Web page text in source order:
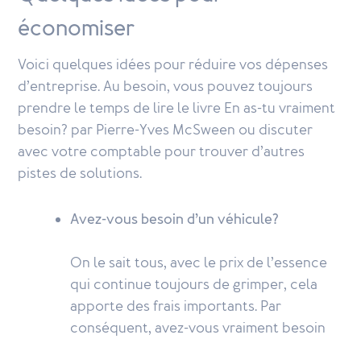
économiser
Voici quelques idées pour réduire vos dépenses
d’entreprise. Au besoin, vous pouvez toujours
prendre le temps de lire le livre En as-tu vraiment
besoin? par Pierre-Yves McSween ou discuter
avec votre comptable pour trouver d’autres
pistes de solutions.
Avez-vous besoin d’un véhicule?
On le sait tous, avec le prix de l’essence
qui continue toujours de grimper, cela
apporte des frais importants. Par
conséquent, avez-vous vraiment besoin